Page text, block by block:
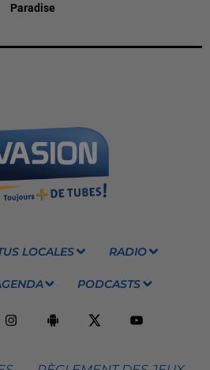
Paradise
LOCALES RADIO
PODCASTS